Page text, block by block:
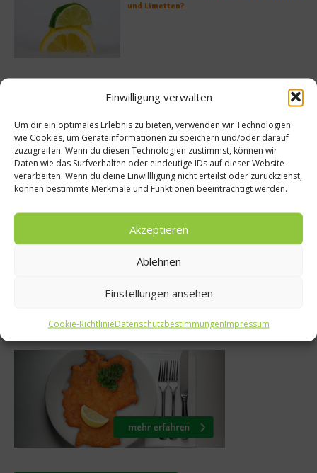
Einwilligung verwalten
Um dir ein optimales Erlebnis zu bieten, verwenden wir Technologien
wie Cookies, um Geräteinformationen zu speichern und/oder darauf
zuzugreifen. Wenn du diesen Technologien zustimmst, können wir
Daten wie das Surfverhalten oder eindeutige IDs auf dieser Website
verarbeiten. Wenn du deine Einwillligung nicht erteilst oder zurückziehst,
können bestimmte Merkmale und Funktionen beeinträchtigt werden.
Akzeptieren
Ablehnen
Einstellungen ansehen
Cookie-RichtlinieDatenschutzbestimmungenImpressum
und Limetten?
ProWein
2016
Was isst
Fleischeslust –
28.